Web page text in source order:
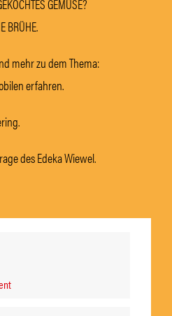
GEMÜSE?
BRÜHE.
mehr zu dem Thema:
erfahren.
des Edeka Wiewel.